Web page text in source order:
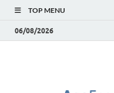
TOP MENU
06/08/2026